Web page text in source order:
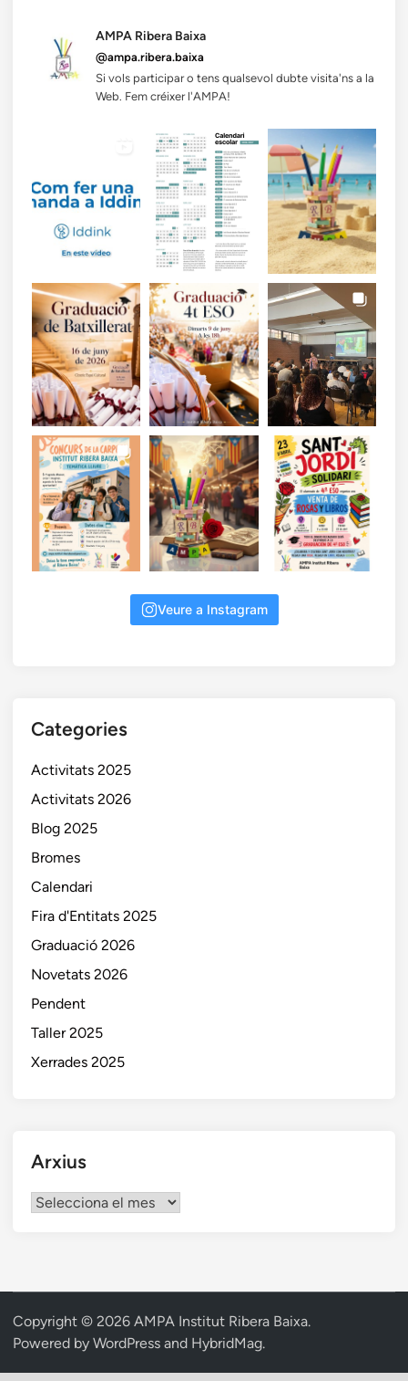
AMPA Ribera Baixa
@ampa.ribera.baixa
Si vols participar o tens qualsevol dubte visita'ns a la
Web. Fem créixer l'AMPA!
Veure a Instagram
Categories
Activitats 2025
Activitats 2026
Blog 2025
Bromes
Calendari
Fira d'Entitats 2025
Graduació 2026
Novetats 2026
Pendent
Taller 2025
Xerrades 2025
Arxius
Arxius
Copyright © 2026 AMPA Institut Ribera Baixa.
Powered by WordPress and HybridMag.